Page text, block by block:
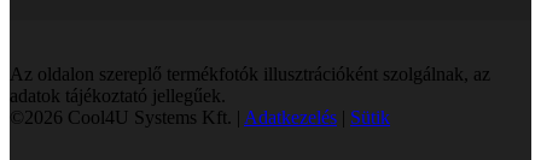
Az oldalon szereplő termékfotók illusztrációként szolgálnak, az
adatok tájékoztató jellegűek.
©2026 Cool4U Systems Kft. | Adatkezelés | Sütik